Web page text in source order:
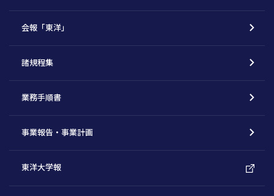
会報「東洋」
諸規程集
業務手順書
事業報告・事業計画
東洋大学報